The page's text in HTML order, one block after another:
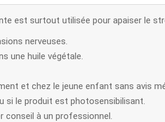
est surtout utilisée pour apaiser le
nerveuses.
une huile végétale.
et chez le jeune enfant sans avis
si le produit est photosensibilisant.
conseil à un professionnel.